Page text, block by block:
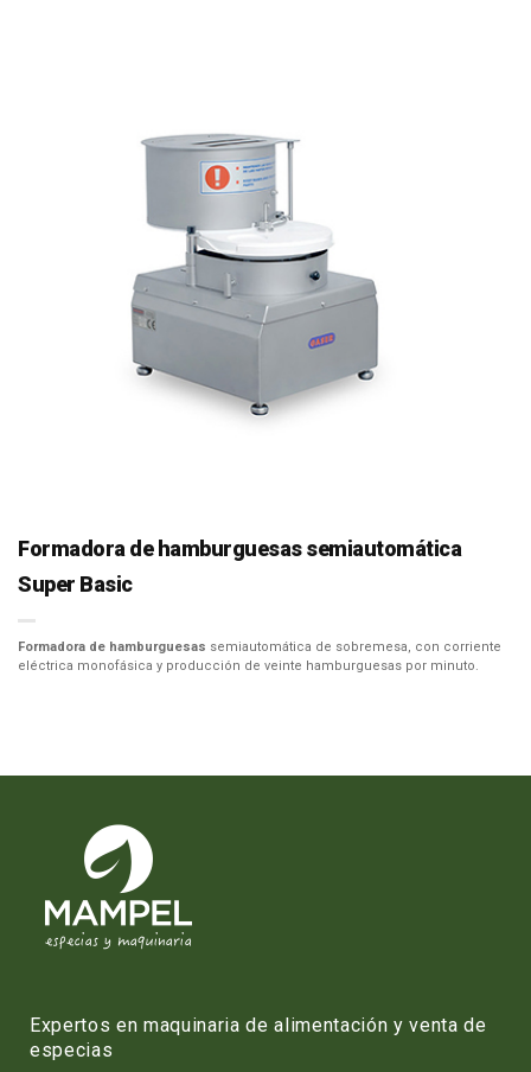
Formadora de hamburguesas semiautomática
Super Basic
Formadora de hamburguesas semiautomática de sobremesa, con corriente
eléctrica monofásica y producción de veinte hamburguesas por minuto.
Expertos en maquinaria de alimentación y venta de
especias